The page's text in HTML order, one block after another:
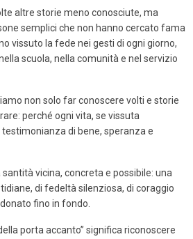
altre storie meno conosciute, ma
semplici che non hanno cercato fama
vissuto la fede nei gesti di ogni giorno,
scuola, nella comunità e nel servizio
non solo far conoscere volti e storie
perché ogni vita, se vissuta
di bene, speranza e
vicina, concreta e possibile: una
di fedeltà silenziosa, di coraggio
fino in fondo.
porta accanto” significa riconoscere